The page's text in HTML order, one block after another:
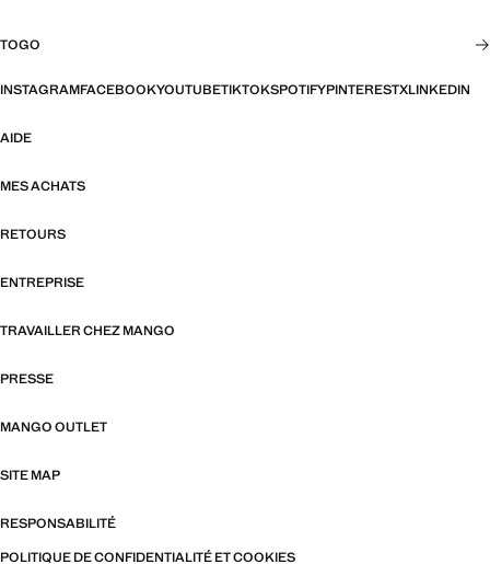
TOGO
INSTAGRAMFACEBOOKYOUTUBETIKTOKSPOTIFYPINTERESTXLINKEDIN
AIDE
MES ACHATS
RETOURS
ENTREPRISE
TRAVAILLER CHEZ MANGO
PRESSE
MANGO OUTLET
SITE MAP
RESPONSABILITÉ
POLITIQUE DE CONFIDENTIALITÉ ET COOKIES